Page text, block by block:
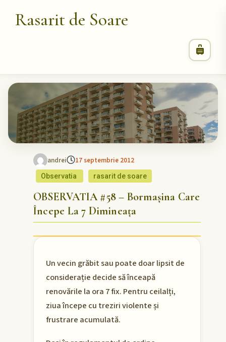
Rasarit de Soare
andrei 17 septembrie 2012
Observatia rasarit de soare
OBSERVATIA #58 – Bormașina Care
Începe La 7 Dimineața
Un vecin grăbit sau poate doar lipsit de
considerație decide să înceapă
renovările la ora 7 fix. Pentru ceilalți,
ziua începe cu treziri violente și
frustrare acumulată.